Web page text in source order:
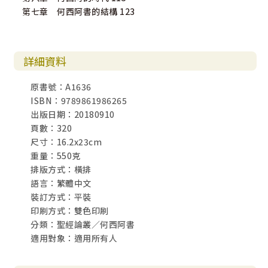
第七章 何西阿書的結構 123
詳細資料
原書號：A1636
ISBN：9789861986265
出版日期：20180910
頁數：320
尺寸：16.2x23cm
重量：550克
排版方式：橫排
語言：繁體中文
裝訂方式：平裝
印刷方式：雙色印刷
分類：聖經論叢／何西阿書
適用對象：適用所有人